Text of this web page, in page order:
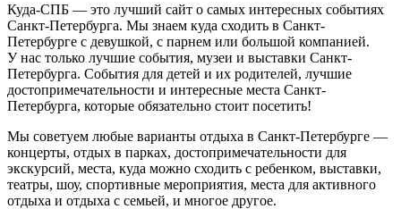
Куда-СПБ — это лучший сайт о самых интересных событиях
Санкт-Петербурга. Мы знаем куда сходить в Санкт-
Петербурге с девушкой, с парнем или большой компанией.
У нас только лучшие события, музеи и выставки Санкт-
Петербурга. События для детей и их родителей, лучшие
достопримечательности и интересные места Санкт-
Петербурга, которые обязательно стоит посетить!
Мы советуем любые варианты отдыха в Санкт-Петербурге —
концерты, отдых в парках, достопримечательности для
экскурсий, места, куда можно сходить с ребенком, выставки,
театры, шоу, спортивные мероприятия, места для активного
отдыха и отдыха с семьей, и многое другое.